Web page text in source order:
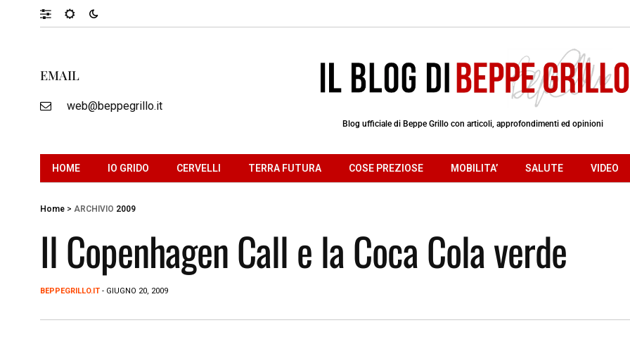
EMAIL
web@beppegrillo.it
Blog ufficiale di Beppe Grillo con articoli, approfondimenti ed opinioni
HOME IO GRIDO CERVELLI TERRA FUTURA COSE PREZIOSE MOBILITA’ SALUTE VIDEO
Home > ARCHIVIO 2009
Il Copenhagen Call e la Coca Cola verde
BEPPEGRILLO.IT - GIUGNO 20, 2009